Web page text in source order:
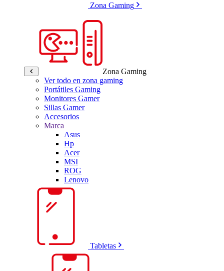
Zona Gaming
Zona Gaming
Ver todo en zona gaming
Portátiles Gaming
Monitores Gamer
Sillas Gamer
Accesorios
Marca
Asus
Hp
Acer
MSI
ROG
Lenovo
Tabletas